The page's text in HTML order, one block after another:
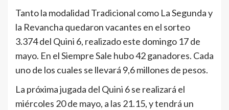
Tanto la modalidad Tradicional como La Segunda y
la Revancha quedaron vacantes en el sorteo
3.374 del Quini 6, realizado este domingo 17 de
mayo. En el Siempre Sale hubo 42 ganadores. Cada
uno de los cuales se llevará 9,6 millones de pesos.
La próxima jugada del Quini 6 se realizará el
miércoles 20 de mayo, a las 21.15, y tendrá un